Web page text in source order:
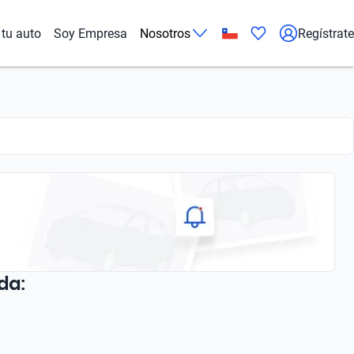
auto Soy Empresa Nosotros Regístrate